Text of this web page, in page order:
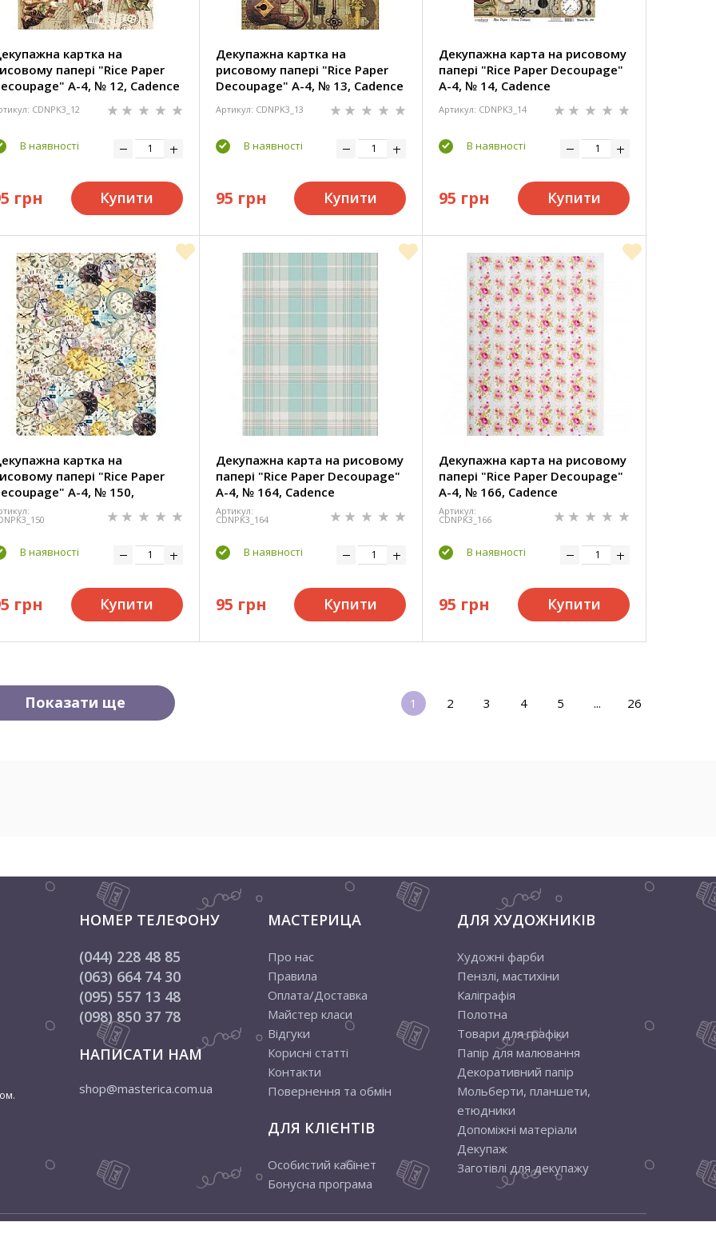
картка на
папері "Rice Paper
А-4, № 12, Cadence
CDNPK3_12
В наявності
грн Купити
Декупажна картка на
рисовому папері "Rice Paper
Decoupage" А-4, № 13, Cadence
Артикул: CDNPK3_13
В наявності
95 грн Купити
Декупажна карта на рисовому
папері "Rice Paper Decoupage"
А-4, № 14, Cadence
Артикул: CDNPK3_14
В наявності
95 грн Купити
картка на
папері "Rice Paper
А-4, № 150,
В наявності
грн Купити
Декупажна карта на рисовому
папері "Rice Paper Decoupage"
А-4, № 164, Cadence
Артикул:
CDNPK3_164
В наявності
95 грн Купити
Декупажна карта на рисовому
папері "Rice Paper Decoupage"
А-4, № 166, Cadence
Артикул:
CDNPK3_166
В наявності
95 грн Купити
Показати ще 1 2 3 4 5 ... 26
НОМЕР ТЕЛЕФОНУ
(044) 228 48 85
(063) 664 74 30
(095) 557 13 48
(098) 850 37 78
НАПИСАТИ НАМ
shop@masterica.com.ua
МАСТЕРИЦА
Про нас
Правила
Оплата/Доставка
Майстер класи
Відгуки
Корисні статті
Контакти
Повернення та обмін
ДЛЯ КЛІЄНТІВ
Особистий кабінет
Бонусна програма
ДЛЯ ХУДОЖНИКІВ
Художні фарби
Пензлі, мастихіни
Каліграфія
Полотна
Товари для графіки
Папір для малювання
Декоративний папір
Мольберти, планшети,
етюдники
Допоміжні матеріали
Декупаж
Заготівлі для декупажу